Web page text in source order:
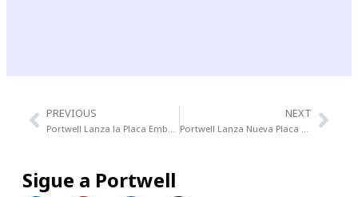
PREVIOUS
® Core i en Formato Nuc
NEXT
Sigue a Portwell